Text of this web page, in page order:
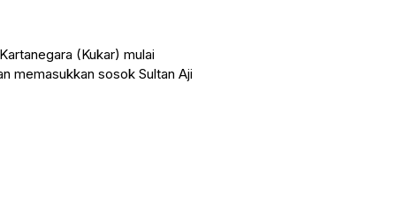
(Kukar) mulai
memasukkan sosok Sultan Aji